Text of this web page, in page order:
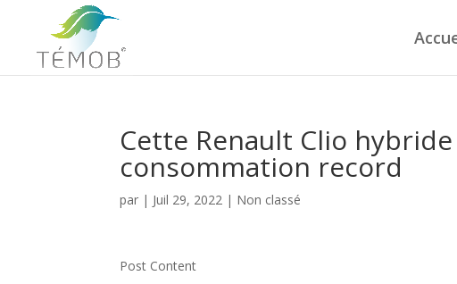
Cette Renault Clio
consommation record
par | Juil 29, 2022 | Non classé
Post Content